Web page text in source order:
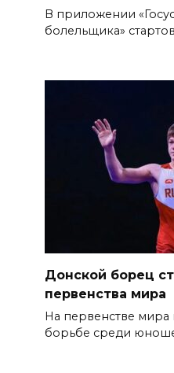
В приложении
болельщика»
Донской борец
первенства мира
На первенстве
борьбе среди